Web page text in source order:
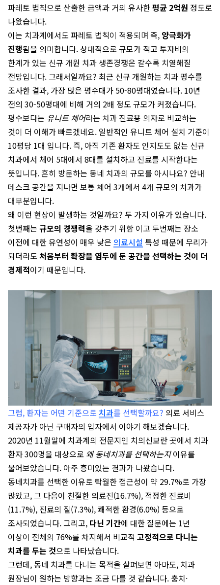
파레토 법칙으로 산출한 금액과 거의 유사한평균 2억원 정도로
나왔습니다.
이는 치과계에서도 파레토 법칙이 적용되며 즉, 양극화가
진행됨을 의미합니다. 상대적으로 규모가 적고 투자비의
한계가 있는 신규 개원 치과 생존경쟁은 갈수록 치열해질
전망입니다. 그래서일까요? 최근 신규 개원하는 치과 평수를
조사한 결과, 가장 많은 평수대가 50-80평대였습니다. 10년
전의 30-50평대에 비해 거의 2배 정도 규모가 커졌습니다.
평수보다는 유니트 체어라는 치과 진료용 의자로 비교하는
것이 더 이해가 빠르겠네요. 일반적인 유니트 체어 설치 기준이
10평당 1대 입니다. 즉, 아직 기존 환자도 인지도도 없는 신규
치과에서 체어 5대에서 8대를 설치하고 진료를 시작한다는
뜻입니다. 흔히 방문하는 동네 치과의 규모를 아시나요? 안내
데스크 공간을 지나면 보통 체어 3개에서 4개 규모의 치과가
대부분입니다.
왜 이런 현상이 발생하는 것일까요? 두 가지 이유가 있습니다.
첫번째는 규모의 경쟁력을 갖추기 위함 이고 두번째는 장소
이전에 대한 유연성이 매우 낮은 의료시설 특성 때문에 무리가
되더라도 처음부터 확장을 염두에 둔 공간을 선택하는 것이 더
경제적이기 때문입니다.
그럼, 환자는 어떤 기준으로 치과를 선택할까요? 의료 서비스
제공자가 아닌 구매자의 입자에서 이야기 해보겠습니다.
2020년 11월말에 치과계의 전문지인 치의신보란 곳에서 치과
환자 300명을 대상으로 왜 동네치과를 선택하는지이유를
물어보았습니다. 아주 흥미있는 결과가 나왔습니다.
동네치과를 선택한 이유로 탁월한 접근성이 약 29.7%로 가장
많았고, 그 다음이 친절한 의료진(16.7%), 적정한 진료비
(11.7%), 진료의 질(7.3%), 쾌적한 환경(6.0%) 등으로
조사되었습니다. 그리고, 다닌 기간에 대한 질문에는 1년
이상이 전체의 76%를 차지해서 비교적 고정적으로 다니는
치과를 두는 것으로 나타났습니다.
그런데, 동네 치과를 다니는 목적을 살펴보면 아마도, 치과
원장님이 원하는 방향과는 조금 다를 것 같습니다. 충치·